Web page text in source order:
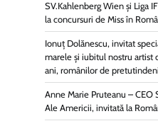
SV.Kahlenberg Wien şi Liga
la concursuri de Miss în
Ionuț Dolănescu, invitat
marele și iubitul nostru artist
ani, românilor de
Anne Marie Pruteanu –
Ale Americii, invitată la